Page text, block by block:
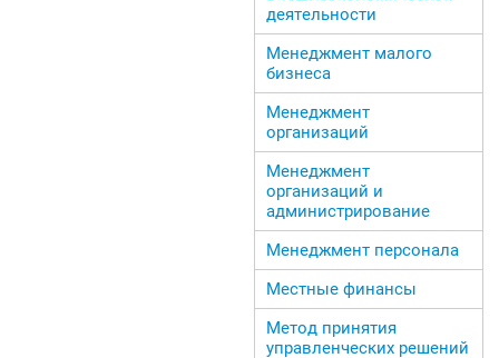
деятельности
Менеджмент малого
бизнеса
Менеджмент
организаций
Менеджмент
организаций и
администрирование
Менеджмент персонала
Местные финансы
Метод принятия
управленческих решений